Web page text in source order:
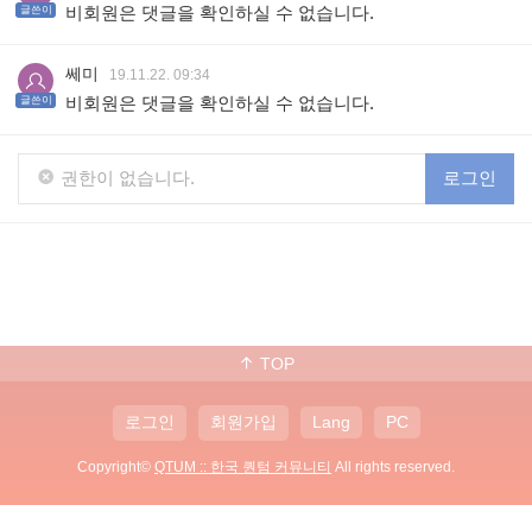
글쓴이 비회원은 댓글을 확인하실 수 없습니다.
글쓴이
쎄미 19.11.22. 09:34
비회원은 댓글을 확인하실 수 없습니다.
권한이 없습니다. 로그인
TOP
로그인 회원가입 Lang PC
Copyright© QTUM :: 한국 퀀텀 커뮤니티 All rights reserved.